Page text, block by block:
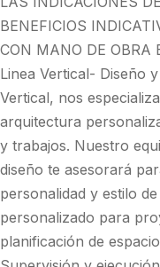
BENEFICIOS
CON MANO DE OBRA
Linea Vertical- Diseño
Vertical, nos
arquitectura
y trabajos. Nuestro
diseño te asesorará
personalidad y estilo
personalizado para
planificación de